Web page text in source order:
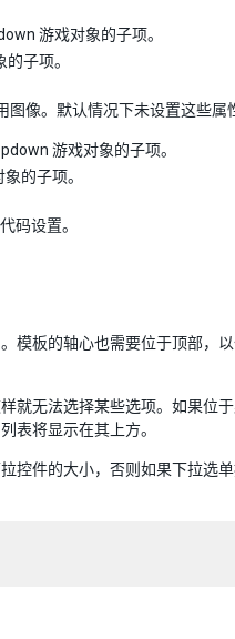
游戏对象的子项。
子项。
像。默认情况下未设置这些属
游戏对象的子项。
的子项。
码设置。
模板的轴心也需要位于顶部，
就无法选择某些选项。如果位
表将显示在其上方。
控件的大小，否则如果下拉选